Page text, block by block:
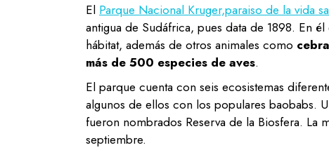
El Parque Nacional Kruger,paraiso de la vida
antigua de Sudáfrica, pues data de 1898. En
hábitat, además de otros animales como
más de 500 especies de aves.
El parque cuenta con seis ecosistemas
algunos de ellos con los populares baobabs.
fueron nombrados Reserva de la Biosfera. La
septiembre.